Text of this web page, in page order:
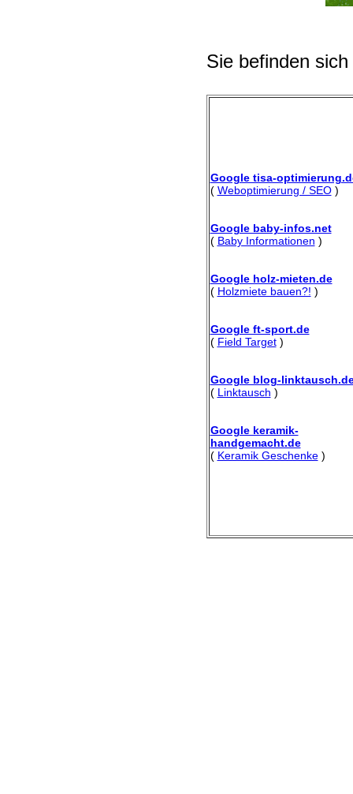
Sie befinden
Google tisa-
( Weboptimierung / SEO)
Google baby-infos.net
( Baby Informationen )
Google holz-mieten.de
( Holzmiete bauen?! )
Google ft-sport.de
( Field Target)
Google blog-
( Linktausch )
Google keramik-
handgemacht.de
( Keramik Geschenke)